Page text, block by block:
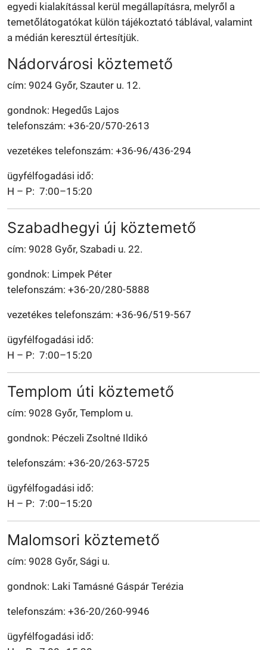
egyedi kialakítással kerül megállapításra, melyről a
temetőlátogatókat külön tájékoztató táblával, valamint
a médián keresztül értesítjük.
Nádorvárosi köztemető
cím: 9024 Győr, Szauter u. 12.
gondnok: Hegedűs Lajos
telefonszám: +36-20/570-2613
vezetékes telefonszám: +36-96/436-294
ügyfélfogadási idő:
H – P: 7:00–15:20
Szabadhegyi új köztemető
cím: 9028 Győr, Szabadi u. 22.
gondnok: Limpek Péter
telefonszám: +36-20/280-5888
vezetékes telefonszám: +36-96/519-567
ügyfélfogadási idő:
H – P: 7:00–15:20
Templom úti köztemető
cím: 9028 Győr, Templom u.
gondnok: Péczeli Zsoltné Ildikó
telefonszám: +36-20/263-5725
ügyfélfogadási idő:
H – P: 7:00–15:20
Malomsori köztemető
cím: 9028 Győr, Sági u.
gondnok: Laki Tamásné Gáspár Terézia
telefonszám: +36-20/260-9946
ügyfélfogadási idő: